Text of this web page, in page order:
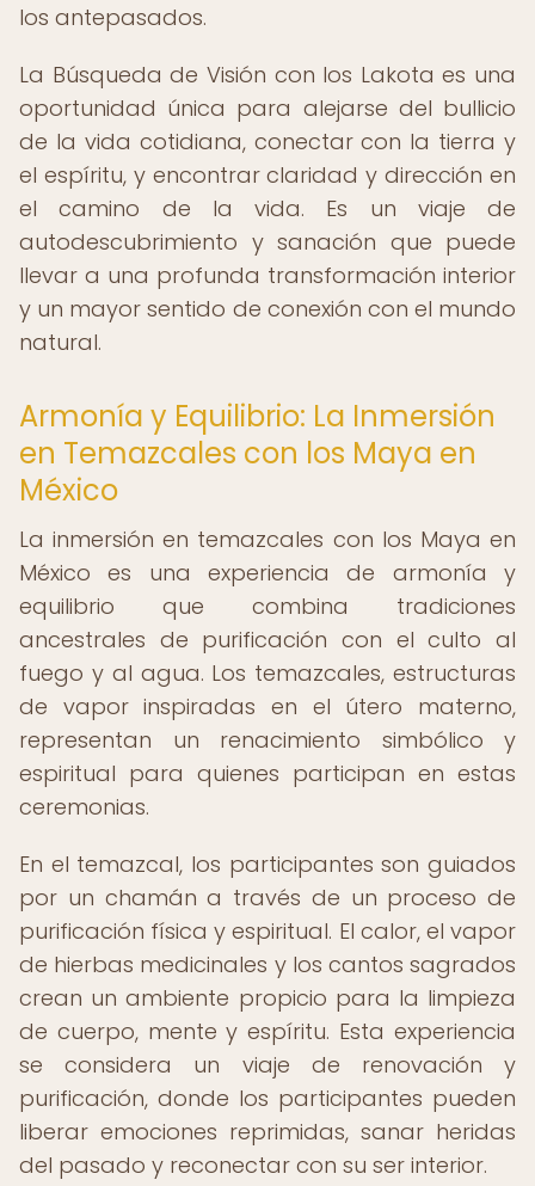
los antepasados.
La Búsqueda de Visión con los Lakota es una
oportunidad única para alejarse del bullicio
de la vida cotidiana, conectar con la tierra y
el espíritu, y encontrar claridad y dirección en
el camino de la vida. Es un viaje de
autodescubrimiento y sanación que puede
llevar a una profunda transformación interior
y un mayor sentido de conexión con el mundo
natural.
Armonía y Equilibrio: La Inmersión
en Temazcales con los Maya en
México
La inmersión en temazcales con los Maya en
México es una experiencia de armonía y
equilibrio que combina tradiciones
ancestrales de purificación con el culto al
fuego y al agua. Los temazcales, estructuras
de vapor inspiradas en el útero materno,
representan un renacimiento simbólico y
espiritual para quienes participan en estas
ceremonias.
En el temazcal, los participantes son guiados
por un chamán a través de un proceso de
purificación física y espiritual. El calor, el vapor
de hierbas medicinales y los cantos sagrados
crean un ambiente propicio para la limpieza
de cuerpo, mente y espíritu. Esta experiencia
se considera un viaje de renovación y
purificación, donde los participantes pueden
liberar emociones reprimidas, sanar heridas
del pasado y reconectar con su ser interior.